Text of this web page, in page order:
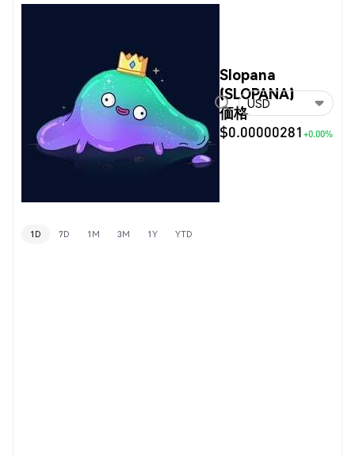
Slopana
(SLOPANA)
価格
$0.00000281 +0.00%
USD
1D 7D 1M 3M 1Y YTD